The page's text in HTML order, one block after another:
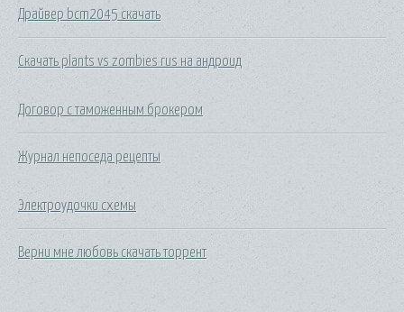
Драйвер bcm2045 скачать
Скачать plants vs zombies rus на андроид
Договор с таможенным брокером
Журнал непоседа рецепты
Электроудочки схемы
Верни мне любовь скачать торрент